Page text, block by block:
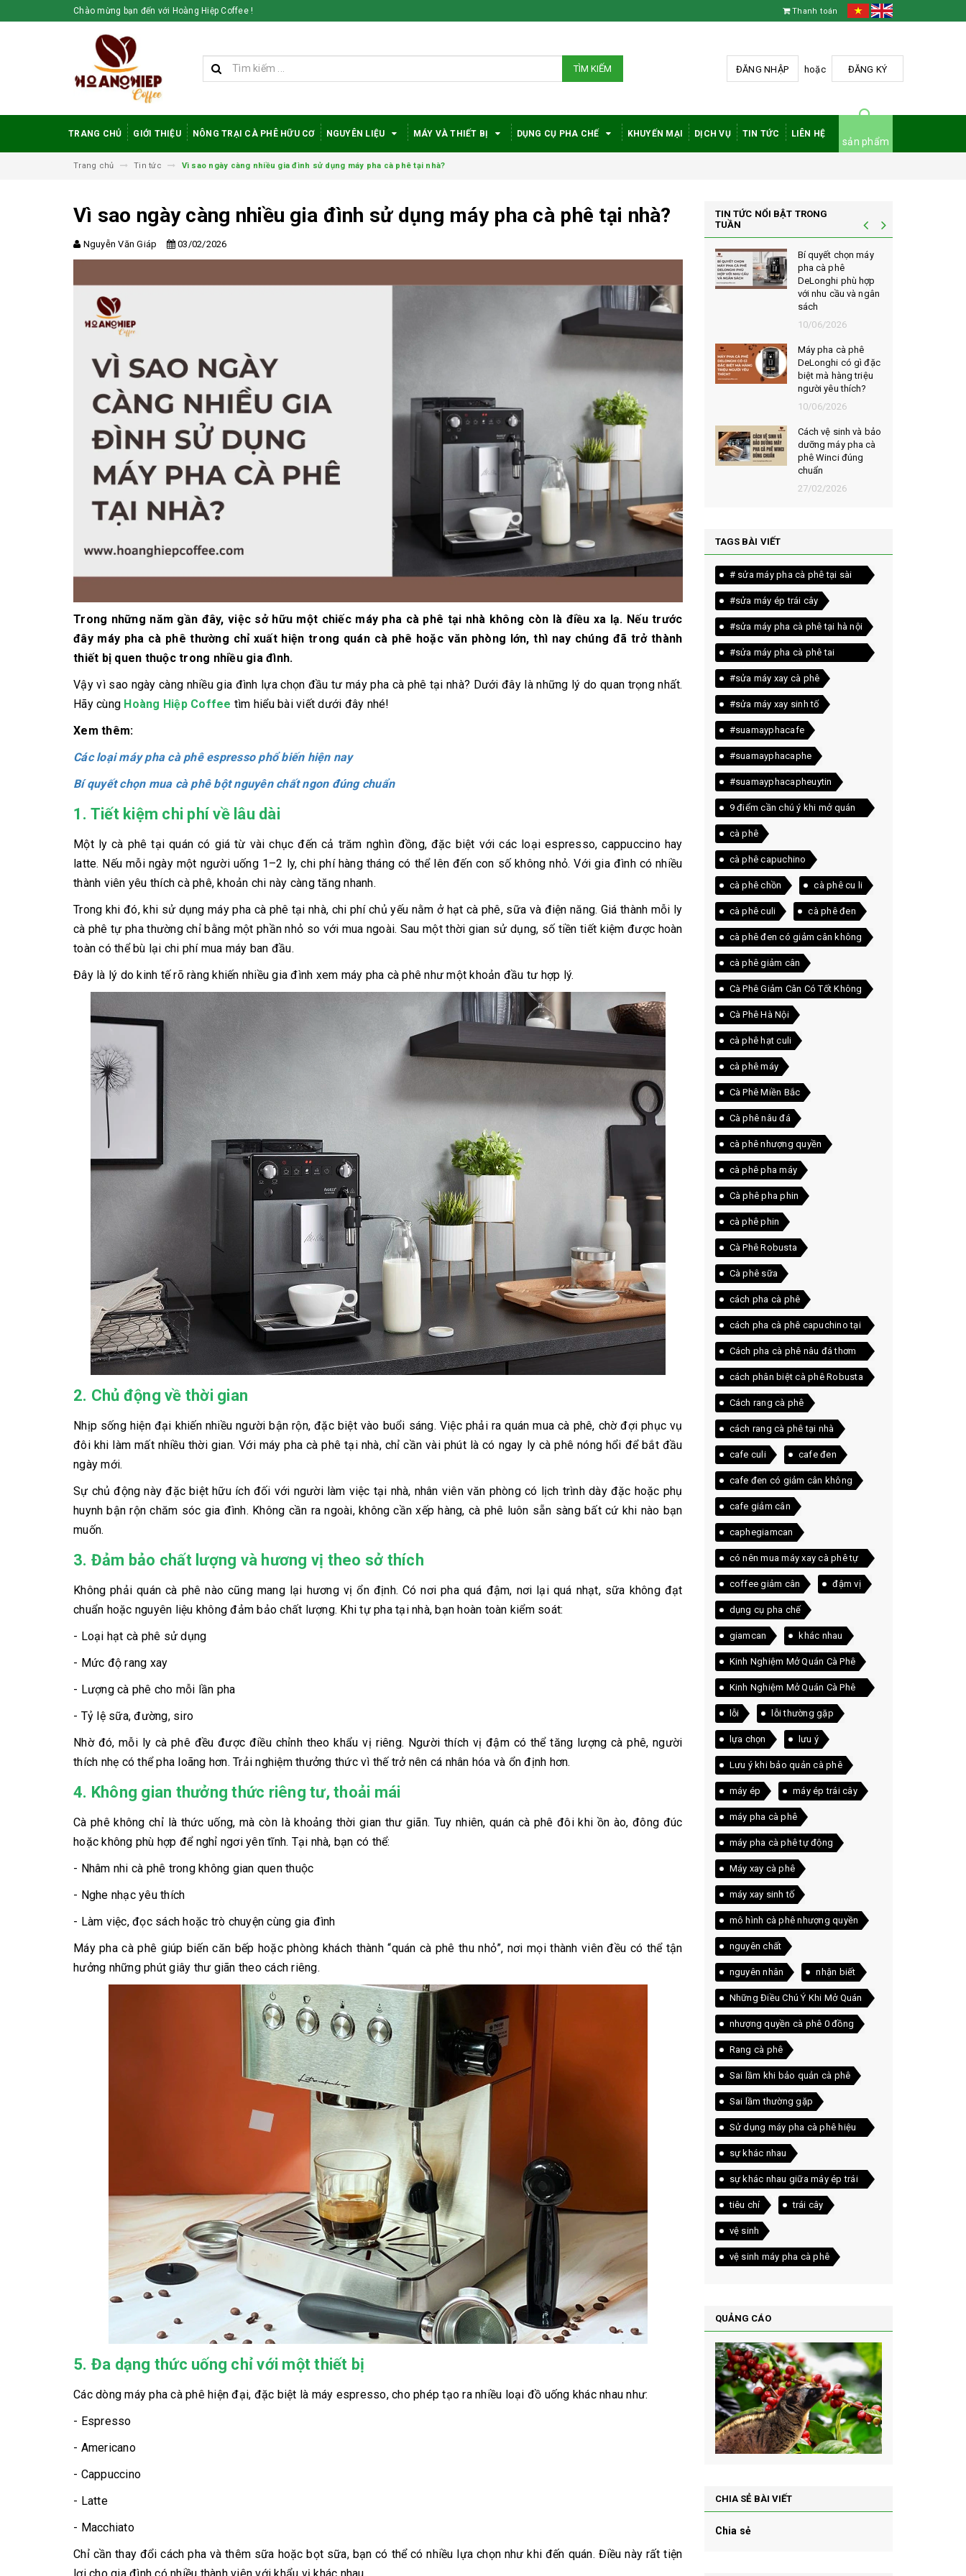
Chào mừng bạn đến với Hoàng Hiệp Coffee ! Thanh toán
TÌM KIẾM ĐĂNG NHẬP hoặc ĐĂNG KÝ
TRANG CHỦ GIỚI THIỆU NÔNG TRẠI CÀ PHÊ HỮU CƠ NGUYÊN LIỆU MÁY VÀ THIẾT BỊ DỤNG CỤ PHA CHẾ KHUYẾN MẠI DỊCH VỤ TIN TỨC LIÊN HỆ
sản phẩm
Trang chủ Tin tức Vì sao ngày càng nhiều gia đình sử dụng máy pha cà phê tại nhà?
Vì sao ngày càng nhiều gia đình sử dụng máy pha cà phê tại nhà?
Nguyễn Văn Giáp 03/02/2026
Trong những năm gần đây, việc sở hữu một chiếc máy pha cà phê tại nhà không còn là điều xa lạ. Nếu trước
đây máy pha cà phê thường chỉ xuất hiện trong quán cà phê hoặc văn phòng lớn, thì nay chúng đã trở thành
thiết bị quen thuộc trong nhiều gia đình.
Vậy vì sao ngày càng nhiều gia đình lựa chọn đầu tư máy pha cà phê tại nhà? Dưới đây là những lý do quan trọng nhất.
Hãy cùng Hoàng Hiệp Coffee tìm hiểu bài viết dưới đây nhé!
Xem thêm:
Các loại máy pha cà phê espresso phổ biến hiện nay
Bí quyết chọn mua cà phê bột nguyên chất ngon đúng chuẩn
1. Tiết kiệm chi phí về lâu dài
Một ly cà phê tại quán có giá từ vài chục đến cả trăm nghìn đồng, đặc biệt với các loại espresso, cappuccino hay
latte. Nếu mỗi ngày một người uống 1–2 ly, chi phí hàng tháng có thể lên đến con số không nhỏ. Với gia đình có nhiều
thành viên yêu thích cà phê, khoản chi này càng tăng nhanh.
Trong khi đó, khi sử dụng máy pha cà phê tại nhà, chi phí chủ yếu nằm ở hạt cà phê, sữa và điện năng. Giá thành mỗi ly
cà phê tự pha thường chỉ bằng một phần nhỏ so với mua ngoài. Sau một thời gian sử dụng, số tiền tiết kiệm được hoàn
toàn có thể bù lại chi phí mua máy ban đầu.
Đây là lý do kinh tế rõ ràng khiến nhiều gia đình xem máy pha cà phê như một khoản đầu tư hợp lý.
2. Chủ động về thời gian
Nhịp sống hiện đại khiến nhiều người bận rộn, đặc biệt vào buổi sáng. Việc phải ra quán mua cà phê, chờ đợi phục vụ
đôi khi làm mất nhiều thời gian. Với máy pha cà phê tại nhà, chỉ cần vài phút là có ngay ly cà phê nóng hổi để bắt đầu
ngày mới.
Sự chủ động này đặc biệt hữu ích đối với người làm việc tại nhà, nhân viên văn phòng có lịch trình dày đặc hoặc phụ
huynh bận rộn chăm sóc gia đình. Không cần ra ngoài, không cần xếp hàng, cà phê luôn sẵn sàng bất cứ khi nào bạn
muốn.
3. Đảm bảo chất lượng và hương vị theo sở thích
Không phải quán cà phê nào cũng mang lại hương vị ổn định. Có nơi pha quá đậm, nơi lại quá nhạt, sữa không đạt
chuẩn hoặc nguyên liệu không đảm bảo chất lượng. Khi tự pha tại nhà, bạn hoàn toàn kiểm soát:
- Loại hạt cà phê sử dụng
- Mức độ rang xay
- Lượng cà phê cho mỗi lần pha
- Tỷ lệ sữa, đường, siro
Nhờ đó, mỗi ly cà phê đều được điều chỉnh theo khẩu vị riêng. Người thích vị đậm có thể tăng lượng cà phê, người
thích nhẹ có thể pha loãng hơn. Trải nghiệm thưởng thức vì thế trở nên cá nhân hóa và ổn định hơn.
4. Không gian thưởng thức riêng tư, thoải mái
Cà phê không chỉ là thức uống, mà còn là khoảng thời gian thư giãn. Tuy nhiên, quán cà phê đôi khi ồn ào, đông đúc
hoặc không phù hợp để nghỉ ngơi yên tĩnh. Tại nhà, bạn có thể:
- Nhâm nhi cà phê trong không gian quen thuộc
- Nghe nhạc yêu thích
- Làm việc, đọc sách hoặc trò chuyện cùng gia đình
Máy pha cà phê giúp biến căn bếp hoặc phòng khách thành “quán cà phê thu nhỏ”, nơi mọi thành viên đều có thể tận
hưởng những phút giây thư giãn theo cách riêng.
5. Đa dạng thức uống chỉ với một thiết bị
Các dòng máy pha cà phê hiện đại, đặc biệt là máy espresso, cho phép tạo ra nhiều loại đồ uống khác nhau như:
- Espresso
- Americano
- Cappuccino
- Latte
- Macchiato
Chỉ cần thay đổi cách pha và thêm sữa hoặc bọt sữa, bạn có thể có nhiều lựa chọn như khi đến quán. Điều này rất tiện
TIN TỨC NỔI BẬT TRONG
TUẦN
cà phê hạt rang
mộc thơm ngon,
chuẩn vị
10/06/2026
Những tiêu chí đánh
giá một loại bột cà
phê nguyên chất
ngon
10/06/2026
10/06/2026
Cách vệ sinh và bảo
dưỡng máy pha cà
phê Winci đúng
trong giới sành cà
phê?
10/06/2026
mộc thơm ngon,
chuẩn vị
10/06/2026
Những tiêu chí đánh
giá một loại bột cà
phê nguyên chất
10/06/2026
Bí quyết chọn máy
pha cà phê
DeLonghi phù hợp
với nhu cầu và ngân
sách
10/06/2026
Máy pha cà phê
DeLonghi có gì đặc
biệt mà hàng triệu
người yêu thích?
10/06/2026
Cách vệ sinh và bảo
dưỡng máy pha cà
phê Winci đúng
chuẩn
27/02/2026
TAGS BÀI VIẾT
# sửa máy pha cà phê tại sài
gòn
#sửa máy ép trái cây
#sửa máy pha cà phê tại hà nội
#sửa máy pha cà phê tai
quảng trị
#sửa máy xay cà phê
#sửa máy xay sinh tố
#suamayphacafe
#suamayphacaphe
#suamayphacapheuytin
9 điểm cần chú ý khi mở quán
cà phê
cà phê
cà phê capuchino
cà phê chồn cà phê cu li
cà phê culi cà phê đen
cà phê đen có giảm cân không
cà phê giảm cân
Cà Phê Giảm Cân Có Tốt Không
Cà Phê Hà Nội
cà phê hạt culi
cà phê máy
Cà Phê Miền Bắc
Cà phê nâu đá
cà phê nhượng quyền
cà phê pha máy
Cà phê pha phin
cà phê phin
Cà Phê Robusta
Cà phê sữa
cách pha cà phê
cách pha cà phê capuchino tại
nhà
Cách pha cà phê nâu đá thơm
ngon ngay tại nhà
cách phân biệt cà phê Robusta
và Arabica
Cách rang cà phê
cách rang cà phê tại nhà
cafe culi cafe đen
cafe đen có giảm cân không
cafe giảm cân
caphegiamcan
có nên mua máy xay cà phê tự
động
coffee giảm cân đậm vị
dụng cụ pha chế
giamcan khác nhau
Kinh Nghiệm Mở Quán Cà Phê
Kinh Nghiệm Mở Quán Cà Phê
Thực Tế
lỗi lỗi thường gặp
lựa chọn lưu ý
Lưu ý khi bảo quản cà phê
máy ép máy ép trái cây
máy pha cà phê
máy pha cà phê tự động
Máy xay cà phê
máy xay sinh tố
mô hình cà phê nhượng quyền
nguyên chất
nguyên nhân nhận biết
Những Điều Chú Ý Khi Mở Quán
Cà Phê
nhượng quyền cà phê 0 đồng
Rang cà phê
Sai lầm khi bảo quản cà phê
Sai lầm thường gặp
Sử dụng máy pha cà phê hiệu
quả
sự khác nhau
sự khác nhau giữa máy ép trái
cây và máy xay sinh tố
tiêu chí trái cây
vệ sinh
vệ sinh máy pha cà phê
QUẢNG CÁO
CHIA SẺ BÀI VIẾT
Chia sẻ